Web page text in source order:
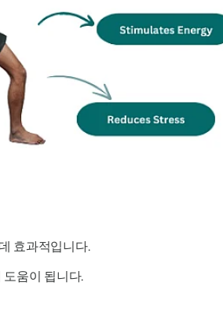
효과적입니다.
움이 됩니다.